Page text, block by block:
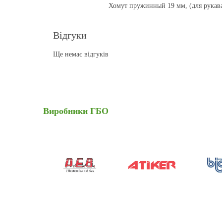
Хомут пружинный 19 мм, (для
Відгуки
Ще немає відгуків
Виробники ГБО